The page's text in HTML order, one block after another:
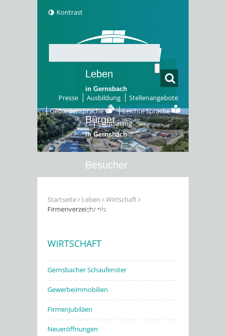
Kontrast
Presse Ausbildung
Stellenangebote
Gebärdensprache
Leichte Sprache
Sightseeing
Leben
in Gernsbach
Bürger
in Gernsbach
Besucher
Erleben
Startseite Leben
Wirtschaft
Firmenverzeichnnis
WIRTSCHAFT
Gernsbacher Schaufenster
Gewerbeimmobilien
Firmenjubiläen
Neueröffnungen